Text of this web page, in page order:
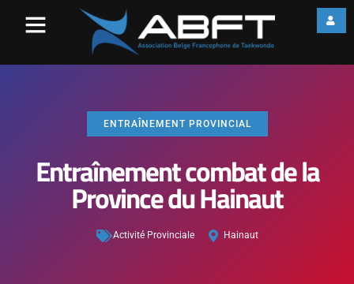
ENTRAÎNEMENT PROVINCIAL
Entraînement combat de la
Province du Hainaut
Activité Provinciale Hainaut